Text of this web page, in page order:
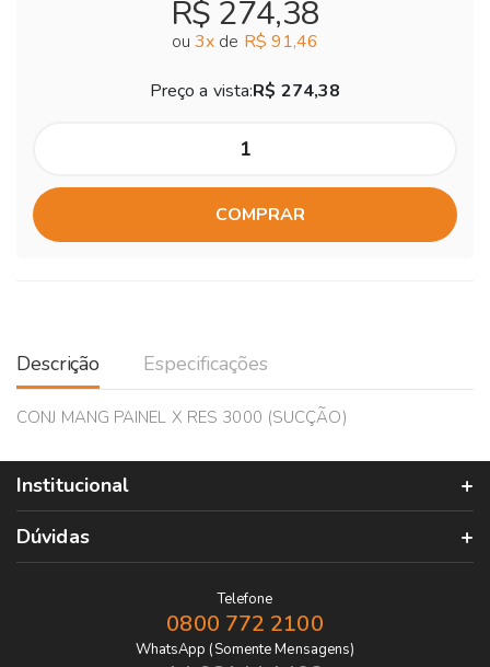
R$ 274,38
ou 3x de R$ 91,46
Preço a vista:R$ 274,38
COMPRAR
Descrição Especificações
CONJ MANG PAINEL X RES 3000 (SUCÇÃO)
Institucional
Dúvidas
Telefone
0800 772 2100
WhatsApp (Somente Mensagens)